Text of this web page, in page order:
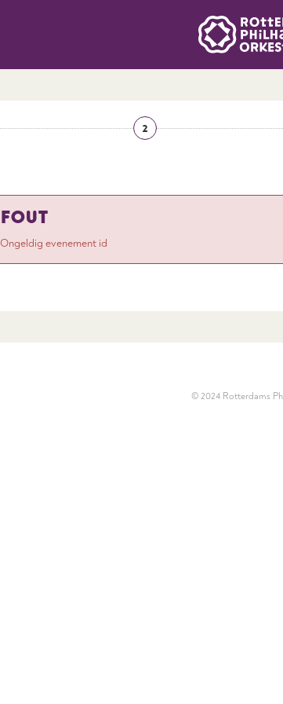
2
FOUT
Ongeldig evenement id
© 2024 Rotterdams